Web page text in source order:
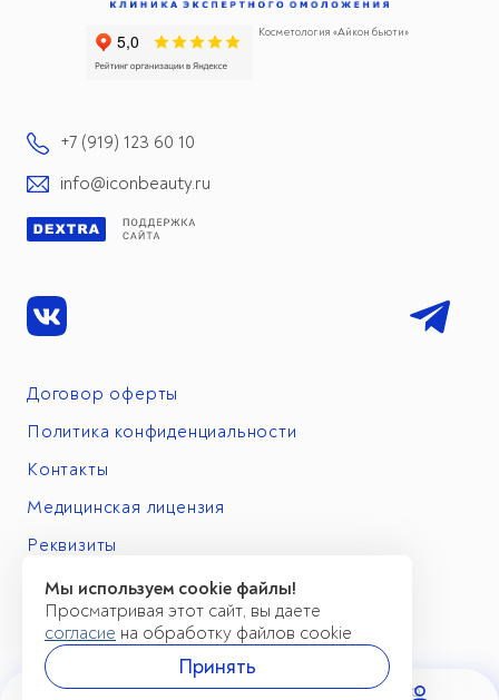
Договор оферты
Политика конфиденциальности
Контакты
Медицинская лицензия
Реквизиты
Косметология «Айкон бьюти»
+7 (919) 123 60 10
info@iconbeauty.ru
Имеются противопоказания. Необходимо
Мы используем cookie файлы!
Просматривая этот сайт, вы даете
согласие на обработку файлов cookie
Принять